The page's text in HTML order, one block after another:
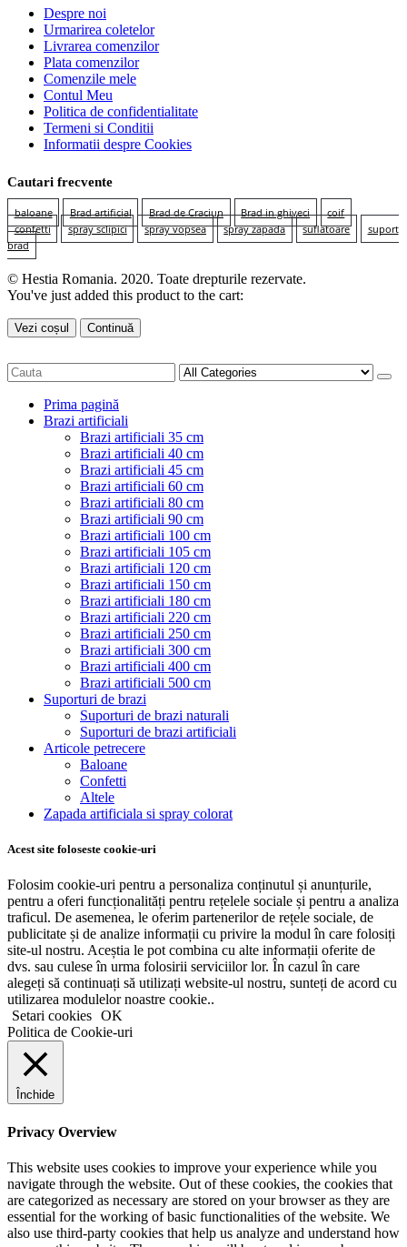
Despre noi
Urmarirea coletelor
Livrarea comenzilor
Plata comenzilor
Comenzile mele
Contul Meu
Politica de confidentialitate
Termeni si Conditii
Informatii despre Cookies
Cautari frecvente
baloane Brad artificial Brad de Craciun Brad in ghiveci
coif
confetti
spray sclipici spray vopsea spray zapada suflatoare
suport
brad
© Hestia Romania. 2020. Toate drepturile rezervate.
You've just added this product to the cart:
Vezi coșul Continuă
Prima pagină
Brazi artificiali
Brazi artificiali 35 cm
Brazi artificiali 40 cm
Brazi artificiali 45 cm
Brazi artificiali 60 cm
Brazi artificiali 80 cm
Brazi artificiali 90 cm
Brazi artificiali 100 cm
Brazi artificiali 105 cm
Brazi artificiali 120 cm
Brazi artificiali 150 cm
Brazi artificiali 180 cm
Brazi artificiali 220 cm
Brazi artificiali 250 cm
Brazi artificiali 300 cm
Brazi artificiali 400 cm
Brazi artificiali 500 cm
Suporturi de brazi
Suporturi de brazi naturali
Suporturi de brazi artificiali
Articole petrecere
Baloane
Confetti
Altele
Zapada artificiala si spray colorat
Acest site foloseste cookie-uri
Folosim cookie-uri pentru a personaliza conținutul și anunțurile,
pentru a oferi funcționalități pentru rețelele sociale și pentru a analiza
traficul. De asemenea, le oferim partenerilor de rețele sociale, de
publicitate și de analize informații cu privire la modul în care folosiți
site-ul nostru. Aceștia le pot combina cu alte informații oferite de
dvs. sau culese în urma folosirii serviciilor lor. În cazul în care
alegeți să continuați să utilizați website-ul nostru, sunteți de acord cu
utilizarea modulelor noastre cookie..
Setari cookies OK
Politica de Cookie-uri
Închide
Privacy Overview
This website uses cookies to improve your experience while you
navigate through the website. Out of these cookies, the cookies that
are categorized as necessary are stored on your browser as they are
essential for the working of basic functionalities of the website. We
also use third-party cookies that help us analyze and understand how